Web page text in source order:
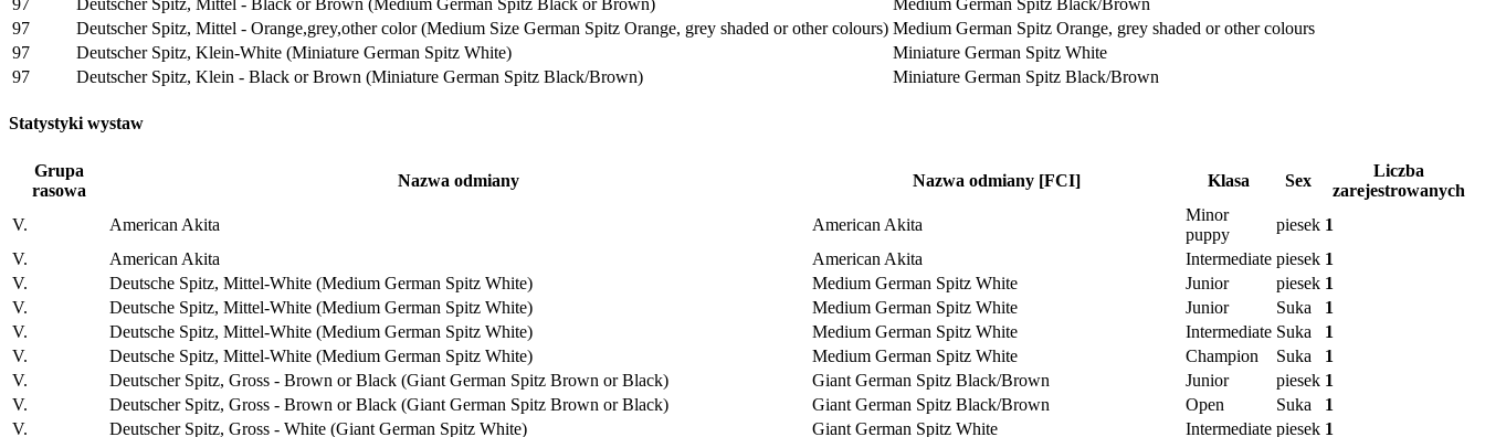
97
Deutscher Spitz, Mittel - Black or Brown (Medium German Spitz Black or Brown)
Medium German Spitz Black/Brown
97
Deutscher Spitz, Mittel - Orange,grey,other color (Medium Size German Spitz Orange, grey shaded or other colours) Medium German Spitz Orange, grey shaded or other colours
97
Deutscher Spitz, Klein-White (Miniature German Spitz White)
Miniature German Spitz White
97
Deutscher Spitz, Klein - Black or Brown (Miniature German Spitz Black/Brown) Miniature German Spitz Black/Brown
Statystyki wystaw
Grupa
rasowa
Nazwa odmiany Nazwa odmiany [FCI] Klasa Sex
Liczba
zarejestrowanych
V.
American Akita American Akita
Minor
puppy
piesek 1
V.
American Akita American Akita Intermediate piesek 1
V.
Deutsche Spitz, Mittel-White (Medium German Spitz White) Medium German Spitz White Junior piesek 1
V.
Deutsche Spitz, Mittel-White (Medium German Spitz White) Medium German Spitz White Junior Suka
1
V.
Deutsche Spitz, Mittel-White (Medium German Spitz White) Medium German Spitz White Intermediate Suka
1
V.
Deutsche Spitz, Mittel-White (Medium German Spitz White) Medium German Spitz White Champion Suka
1
V.
Deutscher Spitz, Gross - Brown or Black (Giant German Spitz Brown or Black) Giant German Spitz Black/Brown Junior piesek 1
V.
Deutscher Spitz, Gross - Brown or Black (Giant German Spitz Brown or Black) Giant German Spitz Black/Brown Open Suka
1
V.
Deutscher Spitz, Gross - White (Giant German Spitz White) Giant German Spitz White Intermediate piesek 1